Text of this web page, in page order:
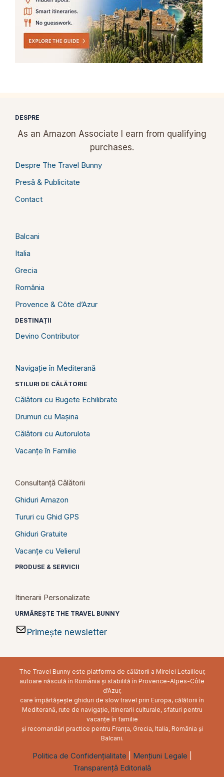
DESPRE
As an Amazon Associate I earn from qualifying
purchases.
Despre The Travel Bunny
Presă & Publicitate
Contact
Balcani
Italia
Grecia
România
Provence & Côte d’Azur
DESTINAȚII
Devino Contributor
Navigație în Mediterană
STILURI DE CĂLĂTORIE
Călătorii cu Bugete Echilibrate
Drumuri cu Mașina
Călătorii cu Autorulota
Vacanțe în Familie
Consultanță Călătorii
Ghiduri Amazon
Tururi cu Ghid GPS
Ghiduri Gratuite
Vacanțe cu Velierul
PRODUSE & SERVICII
Itinerarii Personalizate
URMĂREȘTE THE TRAVEL BUNNY
Primește newsletter
The Travel Bunny este platforma de călătorii a Mirelei Letailleur,
autoare născută în România și stabilită în Provence-Alpes-Côte
d’Azur,
care împărtășește ghiduri de slow travel prin Europa, călătorii în
Mediterană, rute de navigație, itinerarii culturale, sfaturi pentru
vacanțe în familie
și recomandări practice pentru Franța, Grecia, Italia, România și
Balcani.
Politica de Confidențialitate Mențiuni Legale
Transparență Editorială